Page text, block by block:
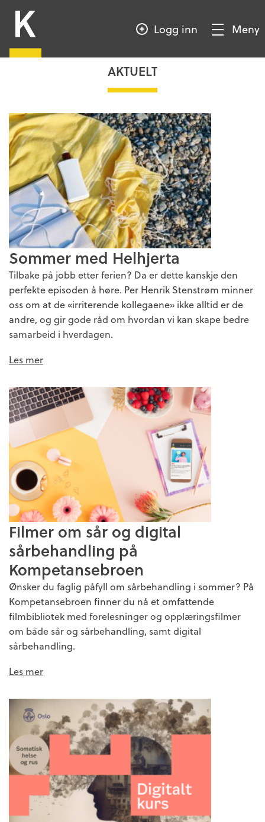
HOVEDINNHOLD
KompetansebroenLogg inn
Vis/SkjulMeny
AKTUELT
Sommer med Helhjerta
Tilbake på jobb etter ferien? Da er dette kanskje den
perfekte episoden å høre. Per Henrik Stenstrøm minner
oss om at de «irriterende kollegaene» ikke alltid er de
andre, og gir gode råd om hvordan vi kan skape bedre
samarbeid i hverdagen.
Les mer
Filmer om sår og digital
sårbehandling på
Kompetansebroen
Ønsker du faglig påfyll om sårbehandling i sommer? På
Kompetansebroen finner du nå et omfattende
filmbibliotek med forelesninger og opplæringsfilmer
om både sår og sårbehandling, samt digital
sårbehandling.
Les mer